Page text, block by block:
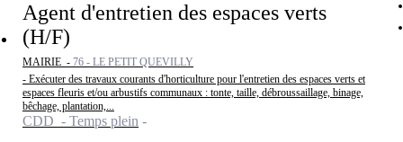
Agent d'entretien des espaces verts
(H/F)
MAIRIE - 76 - LE PETIT QUEVILLY
- Exécuter des travaux courants d'horticulture pour l'entretien des espaces verts et
espaces fleuris et/ou arbustifs communaux : tonte, taille, débroussaillage, binage,
bêchage, plantation,...
CDD - Temps plein